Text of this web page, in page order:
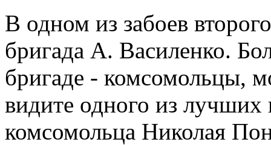
В одном из забоев
бригада А. Василенко.
бригаде - комсомольцы,
видите одного из
комсомольца Николая